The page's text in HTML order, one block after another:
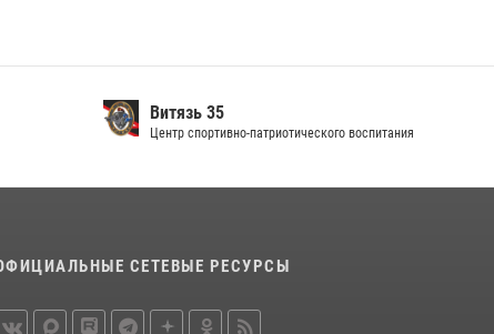
Витязь 35
Центр спортивно-патриотического воспитания
СЕТЕВЫЕ РЕСУРСЫ